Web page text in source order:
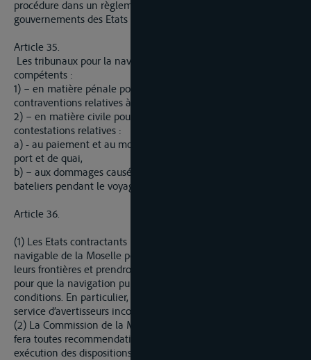
procédure dans un règlement qui doit être approuvé par les
gouvernements des Etats contractants.
Article 35.
Les tribunaux pour la navigation de la Moselle sont
compétents :
1) – en matière pénale pour instruire et juger toutes les
contraventions relatives à la navigation et à la police fluviale,
2) – en matière civile pour prononcer sommairement sur les
contestations relatives :
a) - au paiement et au montant des péages, droits de grue, de
port et de quai,
b) – aux dommages causés du fait de la navigation par les
bateliers pendant le voyage ou en abordant.
Article 36.
(1) Les Etats contractants maintiendront en bon état la voie
navigable de la Moselle pour la partie située à l’intérieur de
leurs frontières et prendront toutes les dispositions nécessaires
pour que la navigation puisse s’exercer dans les meilleures
conditions. En particulier, la signalisation du chenal et le
service d’avertisseurs incomberont aux Etats riverains.
(2) La Commission de la Moselle prendra toutes résolutions et
fera toutes recommendations pour assurer une bonne
exécution des dispositions du présent article.